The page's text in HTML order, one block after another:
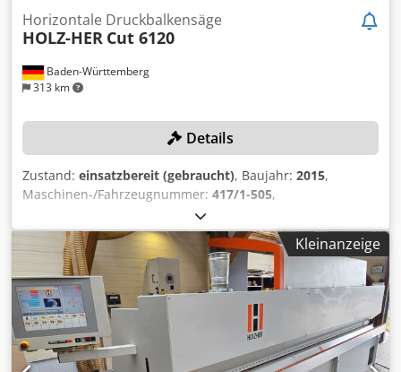
Baden-Württemberg
313 km
Horizontale Druckbalkensäge
HOLZ-HER Cut 6120
Details
Zustand: einsatzbereit (gebraucht), Baujahr: 2015,
Maschinen-/Fahrzeugnummer: 417/1-505,
voll funktionsfähig
29.856 h, Schnitthöhe (max.):80 mm, Schnittbreite (max.):
3.100 mm, Sägeblattdurchmesser:350 mm, Schnittlänge
(max.):4.200 mm , Ausstattung:Vorritzer, Die Maschine
befindet sich noch im laufenden Betrieb und ist ab dem
09.10.2026 verfügbar! TECHNISCHE DETAILS Schnittlänge:
4.200 mm Schnittbreite (Programmschieberfahrweg): 3.100
mm Schnitthöhe: 80 mm Sägeblattüberstand: 85 mm Min.
Andrückbreite: 0 mm Max. Andrückbreite: 1.300 mm
Kleinanzeige